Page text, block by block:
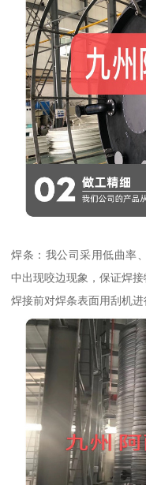
焊条：我公司采用低曲率
中出现咬边现象，保证焊接
焊接前对焊条表面用刮机